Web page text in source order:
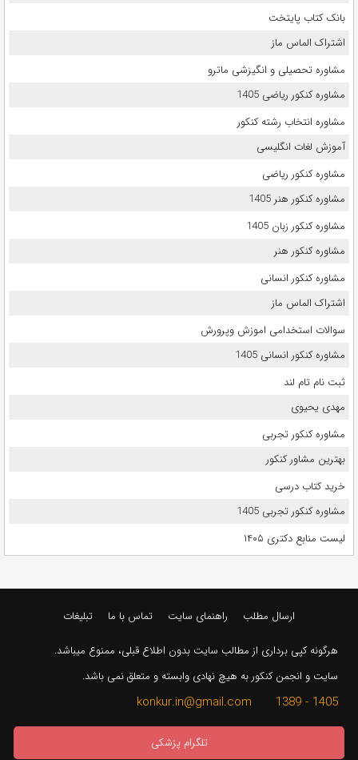
بانک کتاب پایتخت
اشتراک الماس ماز
مشاوره تحصیلی و انگیزشی ماترو
مشاوره کنکور ریاضی 1405
مشاوره انتخاب رشته کنکور
آموزش لغات انگلیسی
مشاوره کنکور ریاضی
مشاوره کنکور هنر 1405
مشاوره کنکور زبان 1405
مشاوره کنکور هنر
مشاوره کنکور انسانی
اشتراک الماس ماز
سوالات استخدامی اموزش وپرورش
مشاوره کنکور انسانی 1405
ثبت نام تام لند
مهدی یحیوی
مشاوره کنکور تجربی
بهترین مشاور کنکور
خرید کتاب درسی
مشاوره کنکور تجربی 1405
لیست منابع دکتری ۱۴۰۵
ارسال مطلب راهنمای سایت تماس با ما تبلیغات
هرگونه کپی برداری از مطالب سایت بدون اطلاع قبلی، ممنوع میباشد.
سایت و انجمن کنکور به هیچ نهادی وابسته و متعلق نمی باشد.
1405 - 1389 konkur.in@gmail.com
تلگرام پزشکی